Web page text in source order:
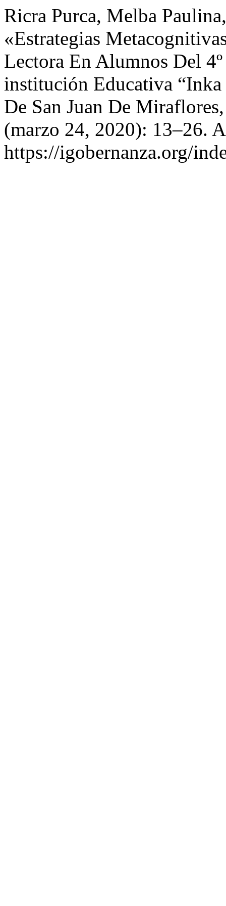
Ricra Purca, Melba
«Estrategias
Lectora En Alumnos Del
institución Educativa
De San Juan De
(marzo 24, 2020): 13–26.
https://igobernanza.org/